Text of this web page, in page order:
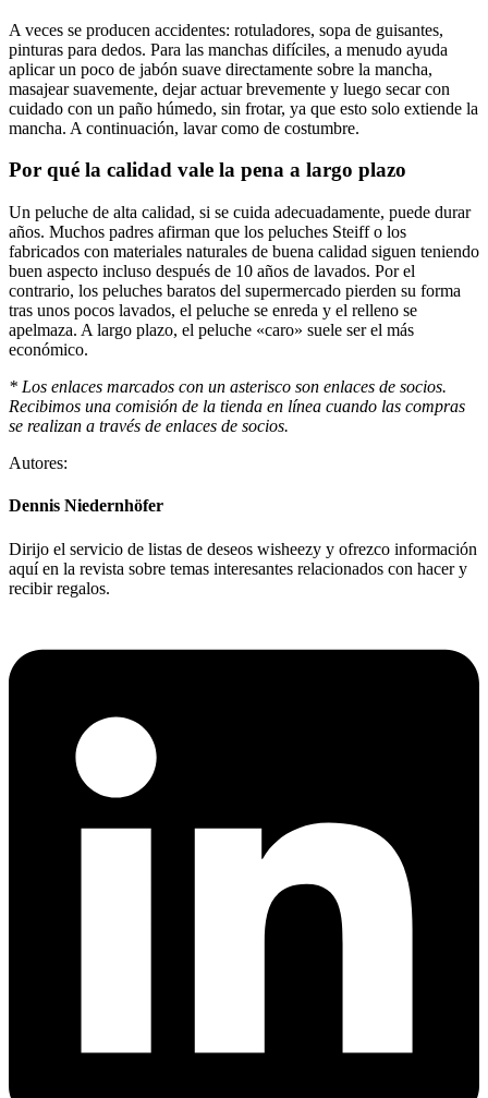
A veces se producen accidentes: rotuladores, sopa de guisantes,
pinturas para dedos. Para las manchas difíciles, a menudo ayuda
aplicar un poco de jabón suave directamente sobre la mancha,
masajear suavemente, dejar actuar brevemente y luego secar con
cuidado con un paño húmedo, sin frotar, ya que esto solo extiende la
mancha. A continuación, lavar como de costumbre.
Por qué la calidad vale la pena a largo plazo
Un peluche de alta calidad, si se cuida adecuadamente, puede durar
años. Muchos padres afirman que los peluches Steiff o los
fabricados con materiales naturales de buena calidad siguen teniendo
buen aspecto incluso después de 10 años de lavados. Por el
contrario, los peluches baratos del supermercado pierden su forma
tras unos pocos lavados, el peluche se enreda y el relleno se
apelmaza. A largo plazo, el peluche «caro» suele ser el más
económico.
* Los enlaces marcados con un asterisco son enlaces de socios.
Recibimos una comisión de la tienda en línea cuando las compras
se realizan a través de enlaces de socios.
Autores:
Dennis Niedernhöfer
Dirijo el servicio de listas de deseos wisheezy y ofrezco información
aquí en la revista sobre temas interesantes relacionados con hacer y
recibir regalos.